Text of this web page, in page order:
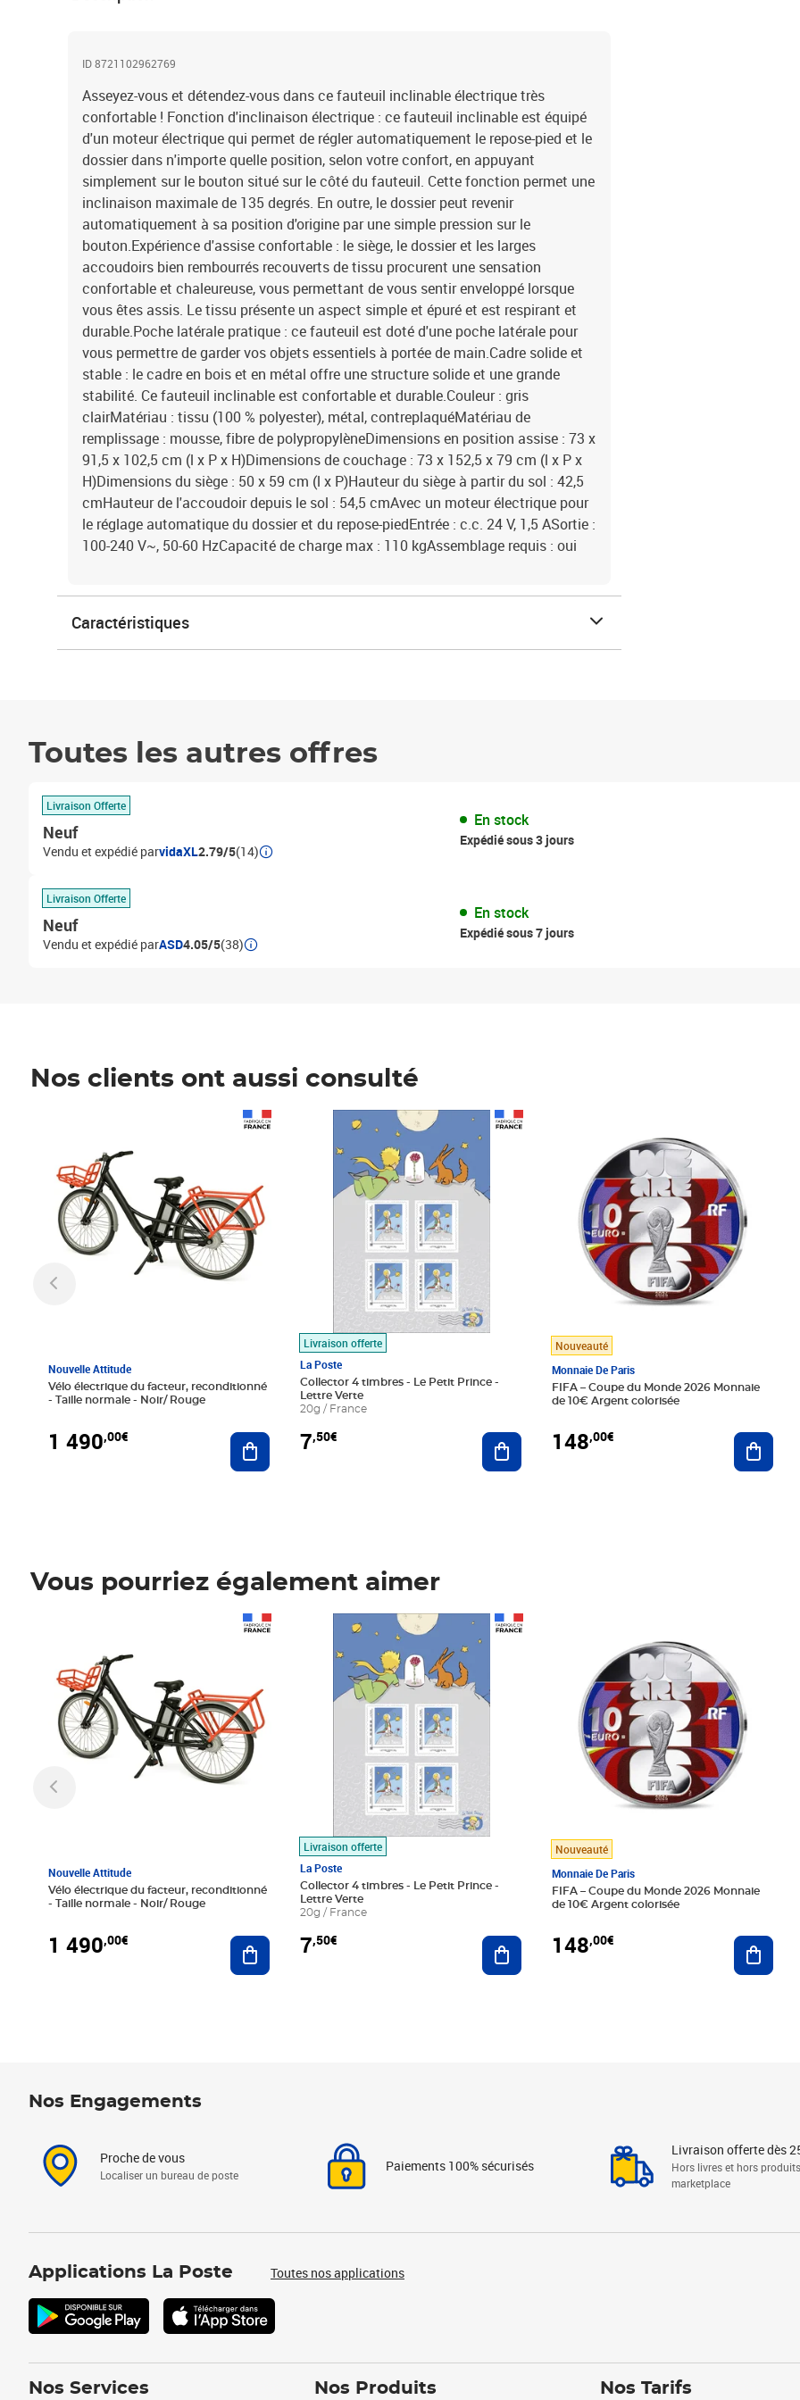
ID 8721102962769
Asseyez-vous et détendez-vous dans ce fauteuil inclinable électrique très
confortable ! Fonction d'inclinaison électrique : ce fauteuil inclinable est équipé
d'un moteur électrique qui permet de régler automatiquement le repose-pied et le
dossier dans n'importe quelle position, selon votre confort, en appuyant
simplement sur le bouton situé sur le côté du fauteuil. Cette fonction permet une
inclinaison maximale de 135 degrés. En outre, le dossier peut revenir
automatiquement à sa position d'origine par une simple pression sur le
bouton.Expérience d'assise confortable : le siège, le dossier et les larges
accoudoirs bien rembourrés recouverts de tissu procurent une sensation
confortable et chaleureuse, vous permettant de vous sentir enveloppé lorsque
vous êtes assis. Le tissu présente un aspect simple et épuré et est respirant et
durable.Poche latérale pratique : ce fauteuil est doté d'une poche latérale pour
vous permettre de garder vos objets essentiels à portée de main.Cadre solide et
stable : le cadre en bois et en métal offre une structure solide et une grande
stabilité. Ce fauteuil inclinable est confortable et durable.Couleur : gris
clairMatériau : tissu (100 % polyester), métal, contreplaquéMatériau de
remplissage : mousse, fibre de polypropylèneDimensions en position assise : 73 x
91,5 x 102,5 cm (l x P x H)Dimensions de couchage : 73 x 152,5 x 79 cm (l x P x
H)Dimensions du siège : 50 x 59 cm (l x P)Hauteur du siège à partir du sol : 42,5
cmHauteur de l'accoudoir depuis le sol : 54,5 cmAvec un moteur électrique pour
le réglage automatique du dossier et du repose-piedEntrée : c.c. 24 V, 1,5 ASortie :
100-240 V~, 50-60 HzCapacité de charge max : 110 kgAssemblage requis : oui
Caractéristiques
Toutes les autres offres
Livraison Offerte
Neuf
Vendu et expédié parvidaXL2.79/5(14)
En stock
Expédié sous 3 jours
Livraison Offerte
Neuf
Vendu et expédié parASD4.05/5(38)
En stock
Expédié sous 7 jours
Nos clients ont aussi consulté
Nouvelle Attitude
Vélo électrique du facteur, reconditionné
- Taille normale - Noir/ Rouge
1 490,00€ Ajouter au panier
Livraison offerte
La Poste
Collector 4 timbres - Le Petit Prince -
Lettre Verte
20g / France
7,50€
Prix 7,50€
Ajouter au panier
Nouveauté
Monnaie De Paris
FIFA – Coupe du Monde 2026 Monnaie
de 10€ Argent colorisée
148,00€
Vous pourriez également aimer
Nouvelle Attitude
Vélo électrique du facteur, reconditionné
- Taille normale - Noir/ Rouge
1 490,00€ Ajouter au panier
Livraison offerte
La Poste
Collector 4 timbres - Le Petit Prince -
Lettre Verte
20g / France
7,50€
Prix 7,50€
Ajouter au panier
Nouveauté
Monnaie De Paris
FIFA – Coupe du Monde 2026 Monnaie
de 10€ Argent colorisée
148,00€
Nos Engagements
Proche de vous
Localiser un bureau de poste
Paiements 100% sécurisés
Livraison offerte dès
Hors livres et hors produits
marketplace
Applications La Poste Toutes nos applications
Nos Services Nos Produits Nos Tarifs